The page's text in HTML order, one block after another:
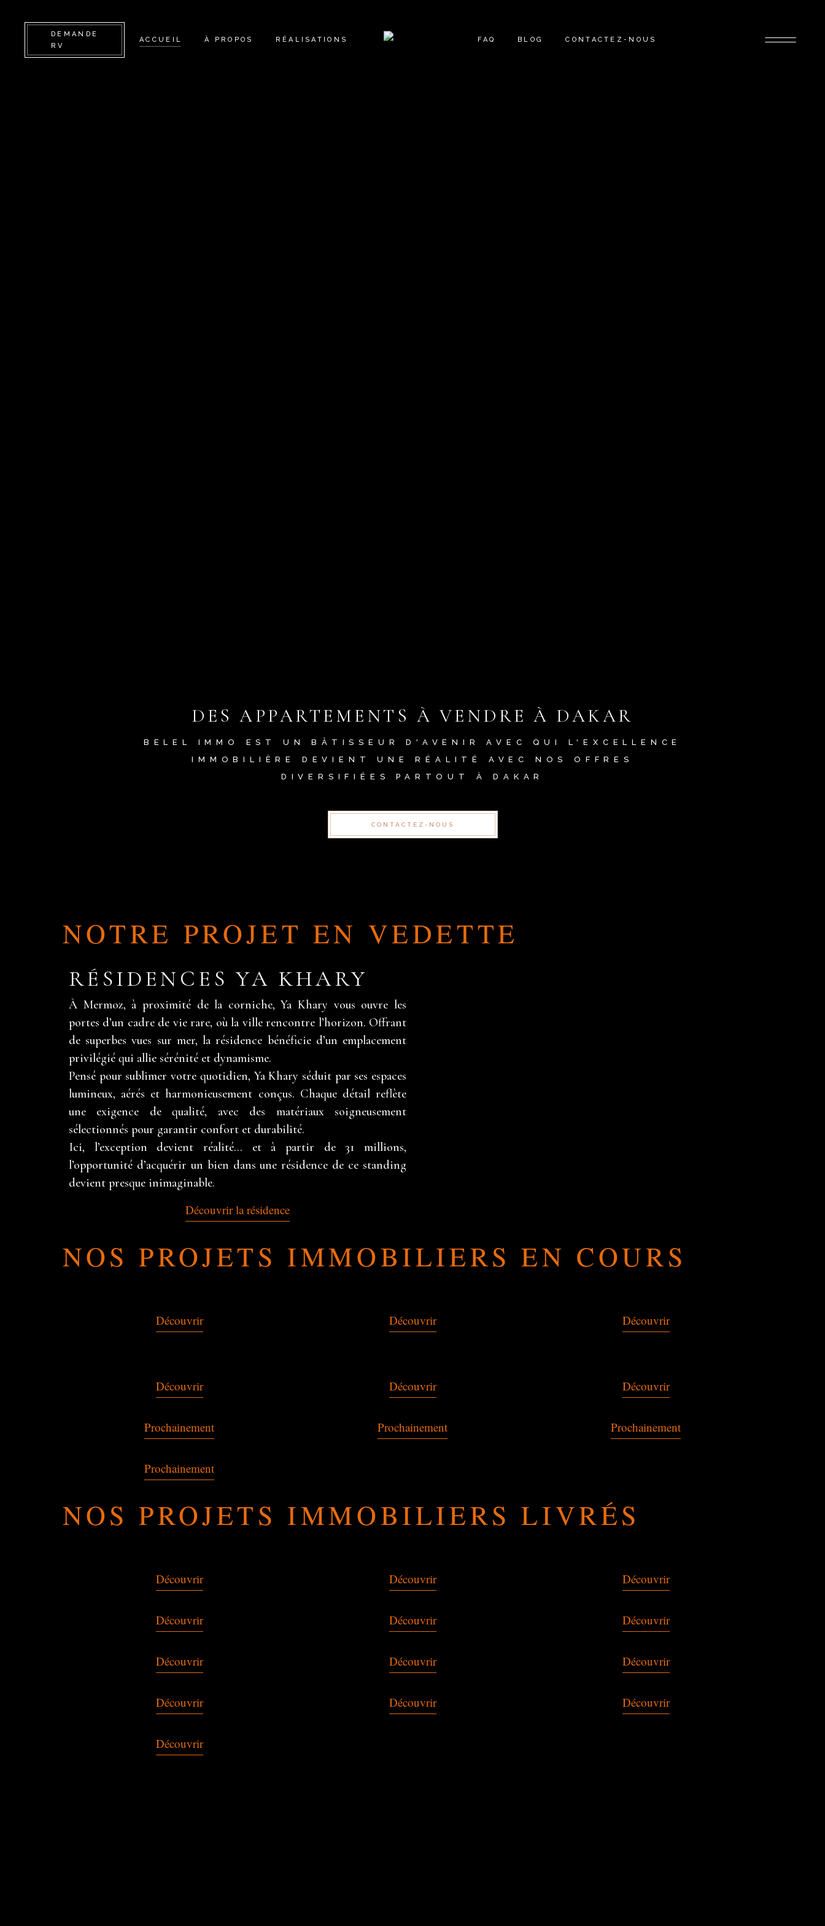
DEMANDE
RV
ACCUEIL À PROPOS RÉALISATIONS FAQ BLOG CONTACTEZ-NOUS
DES APPARTEMENTS À VENDRE À DAKAR
BELEL IMMO EST UN BÂTISSEUR D'AVENIR AVEC QUI L'EXCELLENCE
IMMOBILIÈRE DEVIENT UNE RÉALITÉ AVEC NOS OFFRES
DIVERSIFIÉES PARTOUT À DAKAR
CONTACTEZ-NOUS
NOTRE PROJET EN VEDETTE
RÉSIDENCES YA KHARY
À Mermoz, à proximité de la corniche, Ya Khary vous ouvre les
portes d’un cadre de vie rare, où la ville rencontre l’horizon. Offrant
de superbes vues sur mer, la résidence bénéficie d’un emplacement
privilégié qui allie sérénité et dynamisme.
Pensé pour sublimer votre quotidien, Ya Khary séduit par ses espaces
lumineux, aérés et harmonieusement conçus. Chaque détail reflète
une exigence de qualité, avec des matériaux soigneusement
sélectionnés pour garantir confort et durabilité.
Ici, l’exception devient réalité… et à partir de 31 millions,
l’opportunité d’acquérir un bien dans une résidence de ce standing
devient presque inimaginable.
Découvrir la résidence
NOS PROJETS IMMOBILIERS EN COURS
Découvrir Découvrir Découvrir
Découvrir
Prochainement
Prochainement
Découvrir
Prochainement
Découvrir
Prochainement
NOS PROJETS IMMOBILIERS LIVRÉS
Découvrir
Découvrir
Découvrir
Découvrir
Découvrir
Découvrir
Découvrir
Découvrir
Découvrir
Découvrir
Découvrir
Découvrir
Découvrir